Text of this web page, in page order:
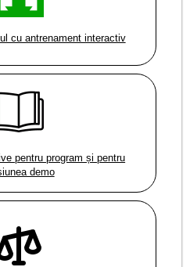
cu antrenament interactiv
pentru program și pentru
demo